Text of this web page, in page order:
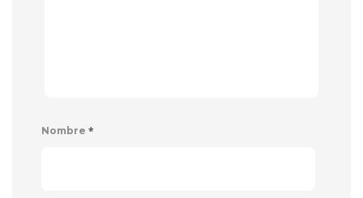
Nombre *